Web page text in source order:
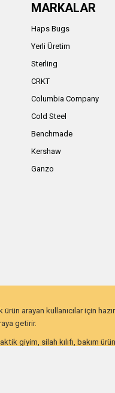
MARKALAR
Haps Bugs
Yerli Üretim
Sterling
CRKT
Columbia Company
Cold Steel
Benchmade
Kershaw
Ganzo
arayan kullanıcılar için
getirir.
giyim, silah kılıfı, bakım